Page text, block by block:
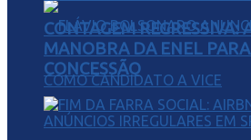
CONTAGEM REGRESSIVA:
MANOBRA DA ENEL PARA
CONCESSÃO